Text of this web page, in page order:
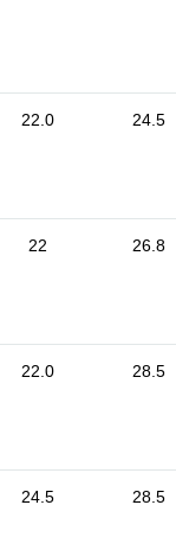
22.0 24.5
22 26.8
22.0 28.5
24.5 28.5